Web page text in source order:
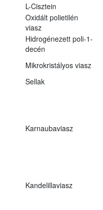
L-Cisztein
Oxidált polietilén
viasz
Hidrogénezett poli-1-
decén
Mikrokristályos viasz
Sellak
Karnaubaviasz
Kandelillaviasz